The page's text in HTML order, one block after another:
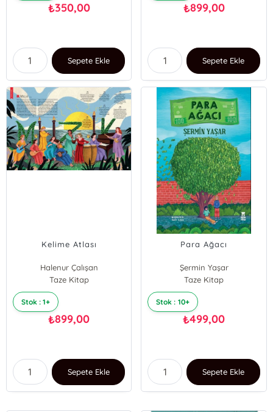
₺350,00
Sepete Ekle
₺899,00
Sepete Ekle
Kelime Atlası
Halenur Çalışan
Taze Kitap
Stok : 1+
₺899,00
Sepete Ekle
Para Ağacı
Şermin Yaşar
Taze Kitap
Stok : 10+
₺499,00
Sepete Ekle